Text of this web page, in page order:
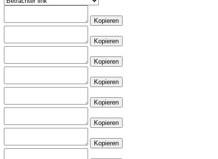
Kopieren
Kopieren
Kopieren
Kopieren
Kopieren
Kopieren
Kopieren